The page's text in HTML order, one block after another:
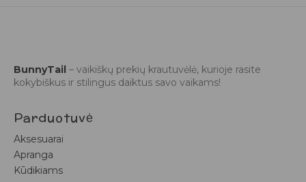
BunnyTail – vaikiškų prekių krautuvėlė, kurioje rasite
kokybiškus ir stilingus daiktus savo vaikams!
Parduotuvė
Aksesuarai
Apranga
Kūdikiams